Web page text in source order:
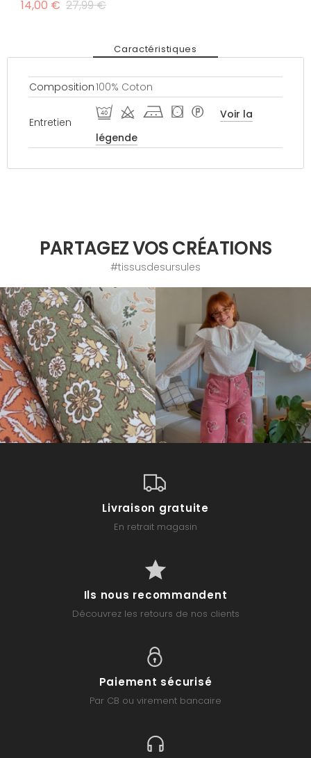
14,00 € 27,99 €
Caractéristiques
Composition100% Coton
Entretien
U d j ( *
Voir la
légende
PARTAGEZ VOS CRÉATIONS
#tissusdesursules
Livraison gratuite
En retrait magasin
Ils nous recommandent
Découvrez les retours de nos clients
Paiement sécurisé
Par CB ou virement bancaire